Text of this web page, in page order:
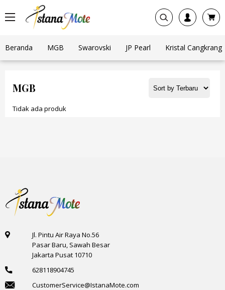
Beranda MGB Swarovski JP Pearl Kristal Cangkrang
MGB
Tidak ada produk
Jl. Pintu Air Raya No.56
Pasar Baru, Sawah Besar
Jakarta Pusat 10710
628118904745
CustomerService@IstanaMote.com